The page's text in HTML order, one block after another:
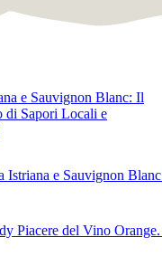
e Sauvignon Blanc: Il
di Sapori Locali e
Istriana e Sauvignon
Piacere del Vino